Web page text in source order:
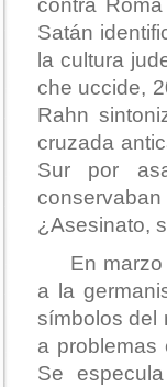
contra
Satán
la cultura
che uccide,
Rahn
cruzada
Sur por
¿Asesinato,
En
a la
símbolos del
a
Se